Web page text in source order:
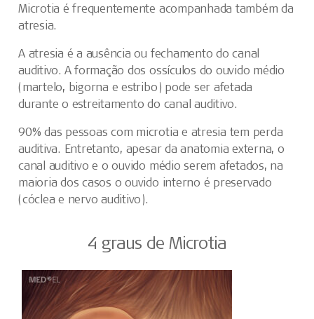
Microtia é frequentemente acompanhada também da
atresia.
A atresia é a ausência ou fechamento do canal
auditivo. A formação dos ossículos do ouvido médio
(martelo, bigorna e estribo) pode ser afetada
durante o estreitamento do canal auditivo.
90% das pessoas com microtia e atresia tem perda
auditiva. Entretanto, apesar da anatomia externa, o
canal auditivo e o ouvido médio serem afetados, na
maioria dos casos o ouvido interno é preservado
(cóclea e nervo auditivo).
4 graus de Microtia